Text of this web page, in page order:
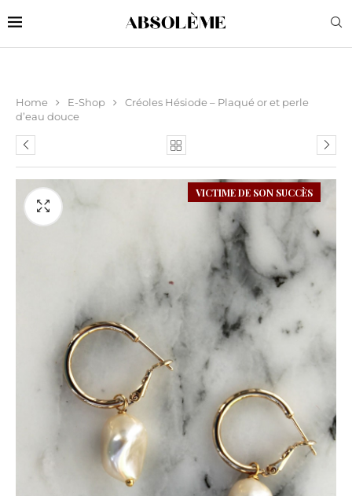
Home E-Shop
Créoles Hésiode – Plaqué or et perle
d’eau douce
VICTIME DE SON SUCCÈS